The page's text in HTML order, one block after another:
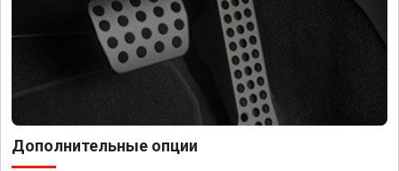
Дополнительные опции